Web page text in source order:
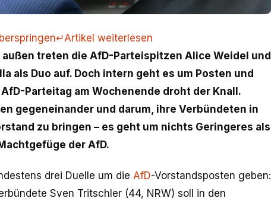
↵Artikel weiterlesen
außen treten die AfD-Parteispitzen Alice Weidel und
als Duo auf. Doch intern geht es um Posten und
AfD-Parteitag am Wochenende droht der Knall.
gegeneinander und darum, ihre Verbündeten in
zu bringen – es geht um nichts Geringeres als
der AfD.
drei Duelle um die AfD-Vorstandsposten geben:
Sven Tritschler (44, NRW) soll in den